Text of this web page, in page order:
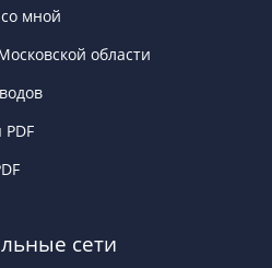
мной
области
сети